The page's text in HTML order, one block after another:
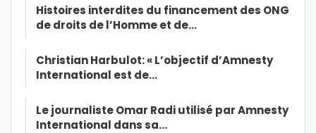
Histoires interdites du financement des ONG
de droits de l’Homme et de…
Christian Harbulot: « L’objectif d’Amnesty
International est de…
Le journaliste Omar Radi utilisé par Amnesty
International dans sa…